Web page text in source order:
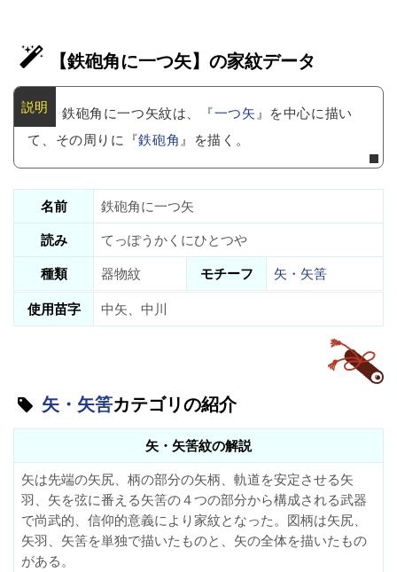
【鉄砲角に一つ矢】の家紋データ
鉄砲角に一つ矢紋は、『一つ矢』を中心に描い
て、その周りに『鉄砲角』を描く。
名前
鉄砲角に一つ矢
読み
てっぽうかくにひとつや
種類
器物紋 モチーフ
矢・矢筈
使用苗字
中矢、中川
矢・矢筈カテゴリの紹介
矢・矢筈紋の解説
矢は先端の矢尻、柄の部分の矢柄、軌道を安定させる矢
羽、矢を弦に番える矢筈の４つの部分から構成される武器
で尚武的、信仰的意義により家紋となった。図柄は矢尻、
矢羽、矢筈を単独で描いたものと、矢の全体を描いたもの
がある。